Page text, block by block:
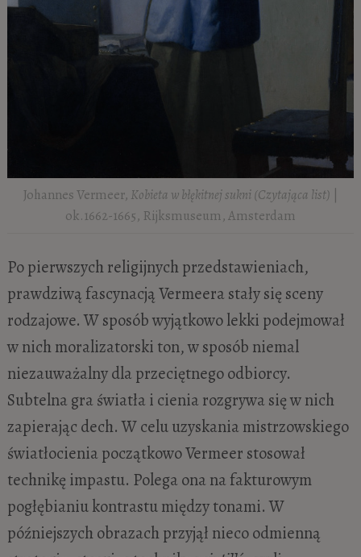
Johannes Vermeer, Kobieta w błękitnej sukni (Czytająca list)
ok.1662-1665, Rijksmuseum, Amsterdam
Po pierwszych religijnych przedstawieniach,
prawdziwą fascynacją Vermeera stały się sceny
rodzajowe. W sposób wyjątkowo lekki podejmował
w nich moralizatorski ton, w sposób niemal
niezauważalny dla przeciętnego odbiorcy.
Subtelna gra światła i cienia rozgrywa się w nich
zapierając dech. W celu uzyskania mistrzowskiego
światłocienia początkowo Vermeer stosował
technikę impastu. Polega ona na fakturowym
pogłębianiu kontrastu między tonami. W
późniejszych obrazach przyjął nieco odmienną